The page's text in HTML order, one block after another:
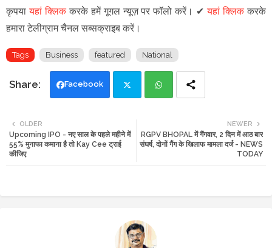
कृपयायहां क्लिककरके हमें गूगल न्यूज़ पर फॉलो करें । ✔यहां क्लिककरके
हमारा टेलीग्राम चैनल सब्सक्राइब करें।
Tags Business featured National
Facebook
tte ats
NEWER
RGPV BHOPAL में गैंगवार, 2 दिन में आठ बार
संघर्ष, दोनों गैंग के खिलाफ मामला दर्ज - NEWS
TODAY
OLDER
Upcoming IPO - नए साल के पहले महीने में
55% मुनाफा कमाना है तो Kay Cee ट्राई
कीजिए